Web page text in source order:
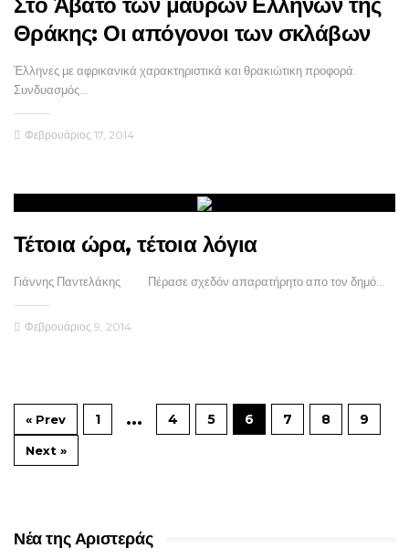
Θράκης: Οι απόγονοι των σκλάβων
Έλληνες με αφρικανικά χαρακτηριστικά και θρακιώτικη προφορά.
Συνδυασμός…
Φεβρουάριος 17, 2014
Τέτοια ώρα, τέτοια λόγια
Γιάννης Παντελάκης Πέρασε σχεδόν απαρατήρητο απο τον δημό…
Φεβρουάριος 9, 2014
« Prev 1 … 4 5 6 7 8 9
Next »
Νέα της Αριστεράς